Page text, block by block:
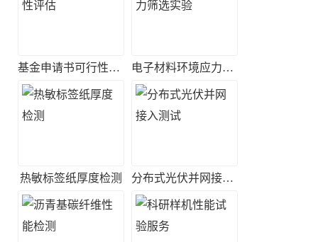
基金申请书可行性评估 电子材料环境应力筛选实验
热敏标签纸厚度检测 分布式光伏并网接入测试